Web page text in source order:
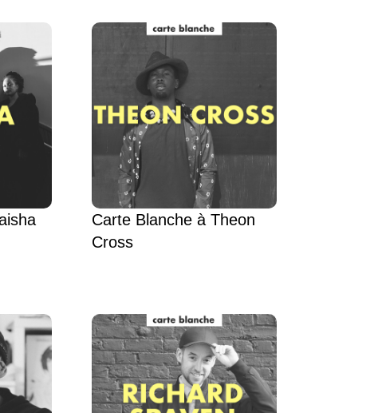
Carte Blanche à Theon
Cross